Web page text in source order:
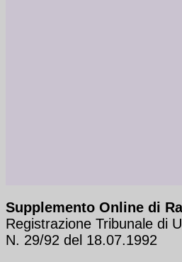
Supplemento Online di
Registrazione Tribunale di
N. 29/92 del 18.07.1992